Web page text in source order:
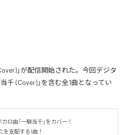
」が配信開始された。今回デジタ
千 (Cover)」を含む全1曲となってい
ロ曲「一騎当千」をカバー！
支配する1曲！